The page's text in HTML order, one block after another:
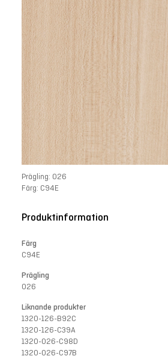
Prägling: 026
Färg: C94E
Produktinformation
Färg
C94E
Prägling
026
Liknande produkter
1320-126-B92C
1320-126-C39A
1320-026-C98D
1320-026-C97B